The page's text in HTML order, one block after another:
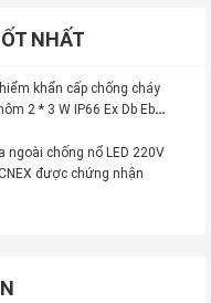
NHẤT
khẩn cấp chống cháy
2 * 3 W IP66 Ex Db Eb
ngoài chống nổ LED 220V
được chứng nhận